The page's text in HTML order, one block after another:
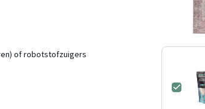
of robotstofzuigers